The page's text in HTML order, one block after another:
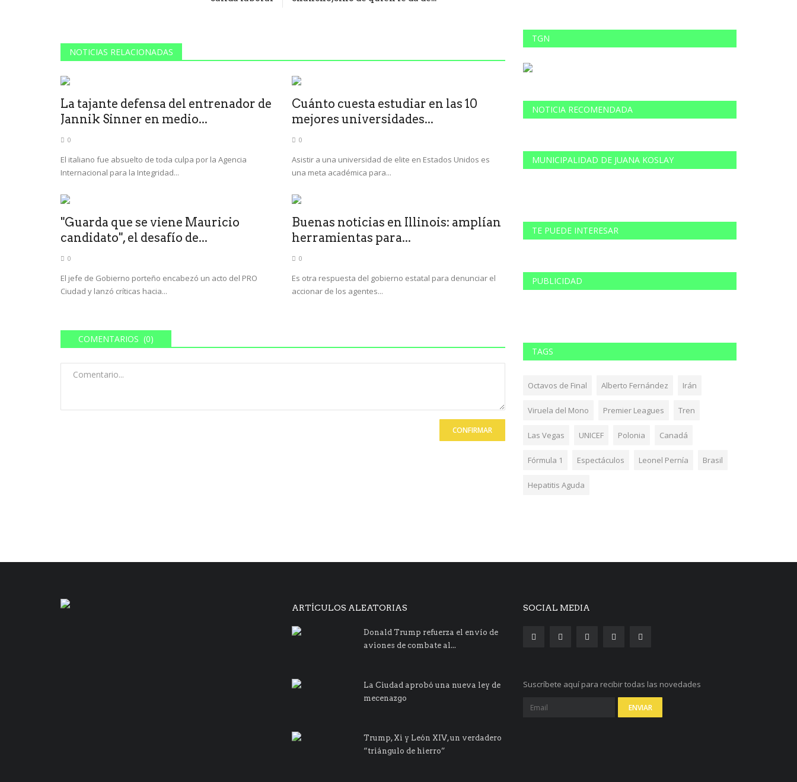
NOTICIAS RELACIONADAS
La tajante defensa del entrenador de
Jannik Sinner en medio...
0
El italiano fue absuelto de toda culpa por la Agencia
Internacional para la Integridad...
Cuánto cuesta estudiar en las 10
mejores universidades...
0
Asistir a una universidad de elite en Estados Unidos es
una meta académica para...
"Guarda que se viene Mauricio
candidato", el desafío de...
0
El jefe de Gobierno porteño encabezó un acto del PRO
Ciudad y lanzó críticas hacia...
Buenas noticias en Illinois: amplían
herramientas para...
0
Es otra respuesta del gobierno estatal para denunciar el
accionar de los agentes...
COMENTARIOS (0)
CONFIRMAR
TGN
NOTICIA RECOMENDADA
MUNICIPALIDAD DE JUANA KOSLAY
TE PUEDE INTERESAR
PUBLICIDAD
TAGS
Octavos de Final Alberto Fernández Irán
Viruela del Mono Premier Leagues Tren
Las Vegas UNICEF Polonia Canadá
Fórmula 1 Espectáculos Leonel Pernía Brasil
Hepatitis Aguda
ARTÍCULOS ALEATORIAS
Donald Trump refuerza el envío de
aviones de combate al...
La Ciudad aprobó una nueva ley de
mecenazgo
Trump, Xi y León XIV, un verdadero
“triángulo de hierro”
SOCIAL MEDIA
Suscríbete aquí para recibir todas las novedades